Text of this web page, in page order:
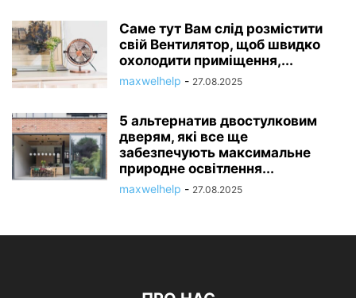
Саме тут Вам слід розмістити
свій Вентилятор, щоб швидко
охолодити приміщення,...
maxwelhelp - 27.08.2025
5 альтернатив двостулковим
дверям, які все ще
забезпечують максимальне
природне освітлення...
maxwelhelp - 27.08.2025